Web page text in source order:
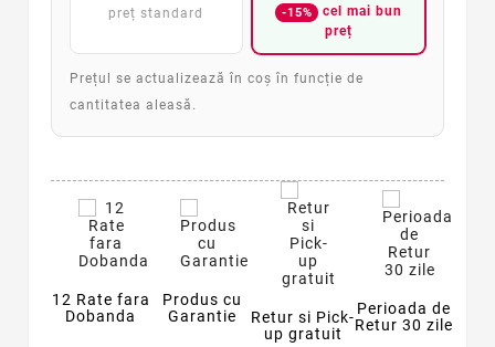
preț standard -15%
cel mai bun
preț
Prețul se actualizează în coș în funcție de
cantitatea aleasă.
12 Rate fara
Dobanda
Produs cu
Garantie
Retur si Pick-
up gratuit
Perioada de
Retur 30 zile